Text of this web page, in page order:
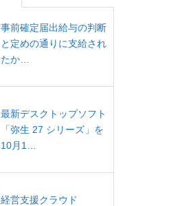
事前確定届出給与の判断
と定めの通りに支給され
たか…
最新デスクトップソフト
「弥生 27 シリーズ」を
10月1…
経営支援クラウド